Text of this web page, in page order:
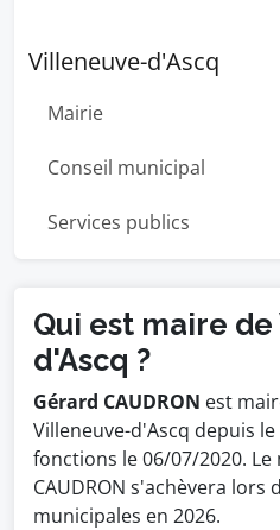
Villeneuve-d'Ascq
Mairie
Conseil municipal
Services publics
Qui est maire
d'Ascq ?
Gérard CAUDRON est
Villeneuve-d'Ascq depuis
fonctions le 06/07/2020.
CAUDRON s'achèvera
municipales en 2026.